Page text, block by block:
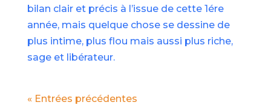
bilan clair et précis à l’issue de cette 1ére
année, mais quelque chose se dessine de
plus intime, plus flou mais aussi plus riche,
sage et libérateur.
« Entrées précédentes